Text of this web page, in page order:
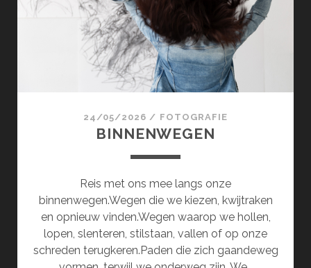
24/05/2026 / FOTOGRAFIE
BINNENWEGEN
Reis met ons mee langs onze
binnenwegen.Wegen die we kiezen, kwijtraken
en opnieuw vinden.Wegen waarop we hollen,
lopen, slenteren, stilstaan, vallen of op onze
schreden terugkeren.Paden die zich gaandeweg